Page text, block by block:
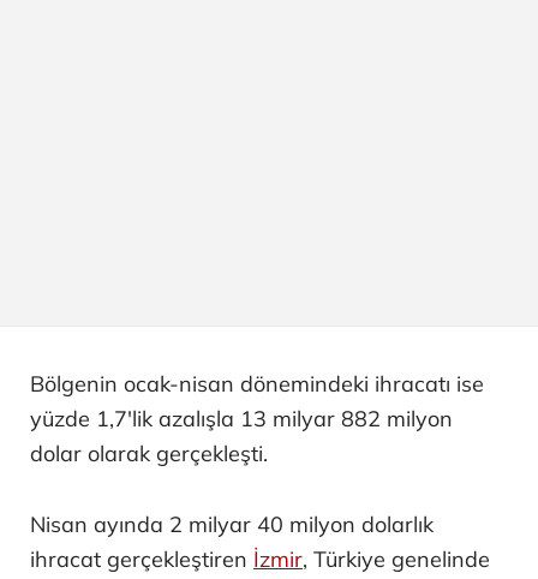
Bölgenin ocak-nisan dönemindeki ihracatı ise
yüzde 1,7'lik azalışla 13 milyar 882 milyon
dolar olarak gerçekleşti.
Nisan ayında 2 milyar 40 milyon dolarlık
ihracat gerçekleştiren İzmir, Türkiye genelinde